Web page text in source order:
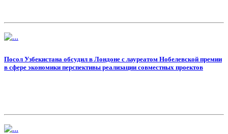
Посол Узбекистана обсудил в Лондоне с лауреатом Нобелевской премии
в сфере экономики перспективы реализации совместных проектов